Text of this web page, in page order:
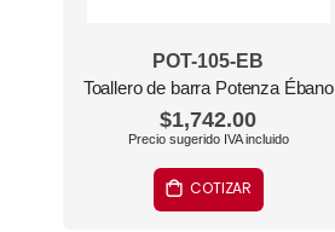
POT-105-EB
Toallero de barra Potenza Ébano
$1,742.00
COTIZAR